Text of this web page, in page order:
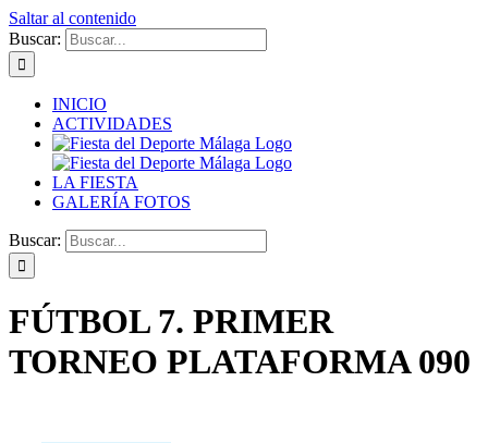
Saltar al contenido
Buscar:
INICIO
ACTIVIDADES
LA FIESTA
GALERÍA FOTOS
Buscar:
FÚTBOL 7. PRIMER
TORNEO PLATAFORMA 090